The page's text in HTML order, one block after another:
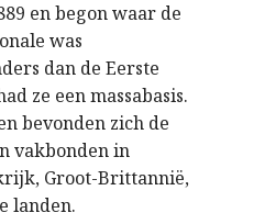
en begon waar de
was
dan de Eerste
ze een massabasis.
bevonden zich de
vakbonden in
Groot-Brittannië,
landen.